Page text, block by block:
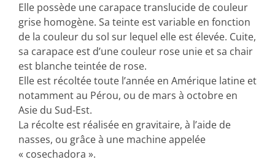
Elle possède une carapace translucide de couleur
grise homogène. Sa teinte est variable en fonction
de la couleur du sol sur lequel elle est élevée. Cuite,
sa carapace est d’une couleur rose unie et sa chair
est blanche teintée de rose.
Elle est récoltée toute l’année en Amérique latine et
notamment au Pérou, ou de mars à octobre en
Asie du Sud-Est.
La récolte est réalisée en gravitaire, à l’aide de
nasses, ou grâce à une machine appelée
« cosechadora ».